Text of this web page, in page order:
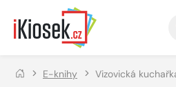
Přejít na hlavní obsah
E-knihy Vizovická